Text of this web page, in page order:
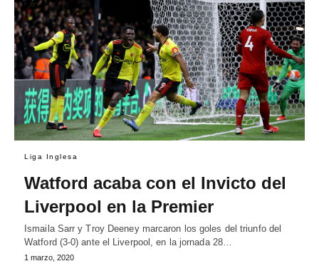
Liga Inglesa
Watford acaba con el Invicto del
Liverpool en la Premier
Ismaila Sarr y Troy Deeney marcaron los goles del triunfo del
Watford (3-0) ante el Liverpool, en la jornada 28…
1 marzo, 2020